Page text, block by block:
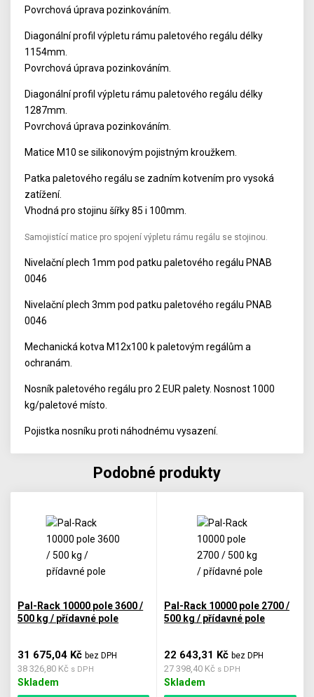
Povrchová úprava pozinkováním.
Diagonální profil výpletu rámu paletového regálu délky
1154mm.
Povrchová úprava pozinkováním.
Diagonální profil výpletu rámu paletového regálu délky
1287mm.
Povrchová úprava pozinkováním.
Matice M10 se silikonovým pojistným kroužkem.
Patka paletového regálu se zadním kotvením pro vysoká
zatížení.
Vhodná pro stojinu šířky 85 i 100mm.
Samojistící matice pro spojení výpletu rámu regálu se stojinou.
Nivelační plech 1mm pod patku paletového regálu PNAB
0046
Nivelační plech 3mm pod patku paletového regálu PNAB
0046
Mechanická kotva M12x100 k paletovým regálům a
ochranám.
Nosník paletového regálu pro 2 EUR palety. Nosnost 1000
kg/paletové místo.
Pojistka nosníku proti náhodnému vysazení.
Podobné produkty
Pal-Rack 10000 pole 3600 /
500 kg / přídavné pole
31 675,04 Kčbez DPH
38 326,80 Kč s DPH
Skladem
Pal-Rack 10000 pole 2700 /
500 kg / přídavné pole
22 643,31 Kč bez DPH
27 398,40 Kč s DPH
Skladem